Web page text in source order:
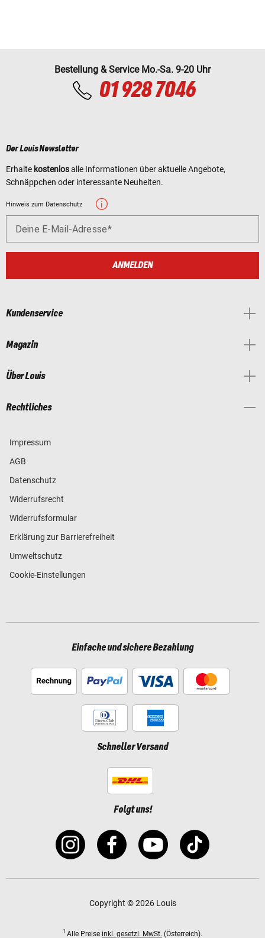
Bestellung & Service Mo.-Sa. 9-20 Uhr
01 928 7046
Der Louis Newsletter
Erhalte kostenlosalle Informationen über aktuelle Angebote,
Schnäppchen oder interessante Neuheiten.
Hinweis zum Datenschutz
Deine E-Mail-Adresse
ANMELDEN
Kundenservice
Magazin
Über Louis
Rechtliches
Impressum
AGB
Datenschutz
Widerrufsrecht
Widerrufsformular
Erklärung zur Barrierefreiheit
Umweltschutz
Cookie-Einstellungen
Einfache und sichere Bezahlung
Schneller Versand
Folgt uns!
Copyright © 2026 Louis
1 Alle Preise inkl. gesetzl. MwSt. (Österreich).